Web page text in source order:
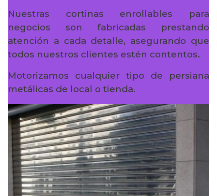
Nuestras cortinas enrollables para
negocios son fabricadas prestando
atención a cada detalle, asegurando que
todos nuestros clientes estén contentos.
Motorizamos cualquier tipo de persiana
metálicas de local o tienda.